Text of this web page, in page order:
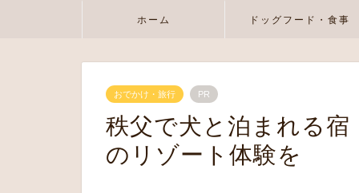
ホーム ドッグフード・食事
おでかけ・旅行 PR
秩父で犬と泊まれる
のリゾート体験を